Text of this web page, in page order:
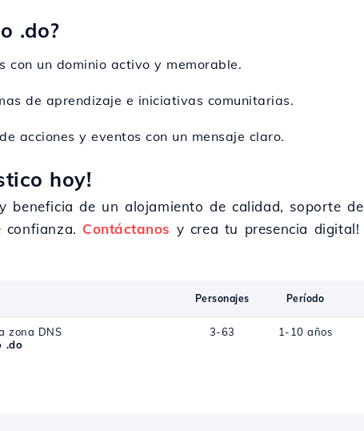
.do?
con un dominio activo y memorable.
de aprendizaje e iniciativas comunitarias.
acciones y eventos con un mensaje claro.
hoy!
beneficia de un alojamiento de calidad, soporte
Contáctanos y crea tu presencia digital!
Personajes Período
zona DNS
.do
3-63 1-10 años